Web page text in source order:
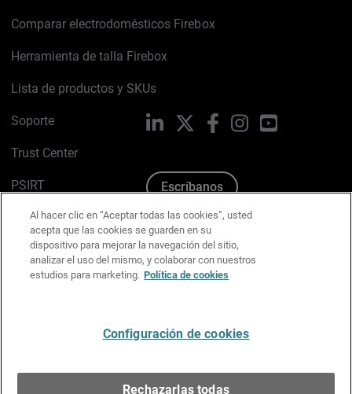
Comparar electrodomésticos Firebox
Herramienta de talla Firebox
Lista de productos y SKUs
Soporte
Trust Center
PSIRT
Política de cookies
Política de privacidad
Kit de medios y marca
LinkedIn FacebookInstagramYouTube
Escríbanos
Al hacer clic en “Aceptar todas las cookies”, usted
acepta que las cookies se guarden en su
dispositivo para mejorar la navegación del sitio,
analizar el uso del mismo, y colaborar con nuestros
estudios para marketing. Política de cookies
Configuración de cookies
Rechazarlas todas